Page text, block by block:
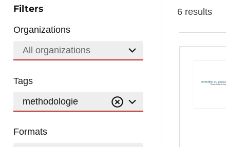
Filters
Organizations
All organizations
Tags
methodologie
Formats
6 results